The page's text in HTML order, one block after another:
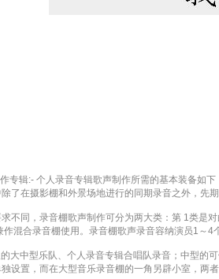
专辑:- 个人录音专辑歌声制作所需的基本装备如
了在摄影棚和外景场地进行的同期录音之外，
不同，录音棚歌声制作可分为两大类：第 1类是
混合录音棚使用。录音棚歌声录音容纳演员1～4
大中型乐队、个人录音专辑合唱队录音；中型的
设置，而在大型音乐录音棚的一角另辟小室，两